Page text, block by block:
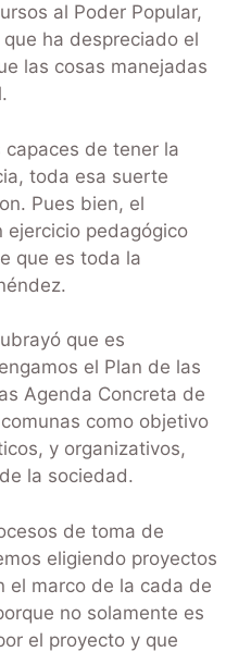
al Poder Popular,
ha despreciado el
las cosas manejadas
capaces de tener la
toda esa suerte
Pues bien, el
ejercicio pedagógico
que es toda la
que es
el Plan de las
Agenda Concreta de
como objetivo
y organizativos,
la sociedad.
de toma de
eligiendo proyectos
el marco de la cada de
no solamente es
el proyecto y que